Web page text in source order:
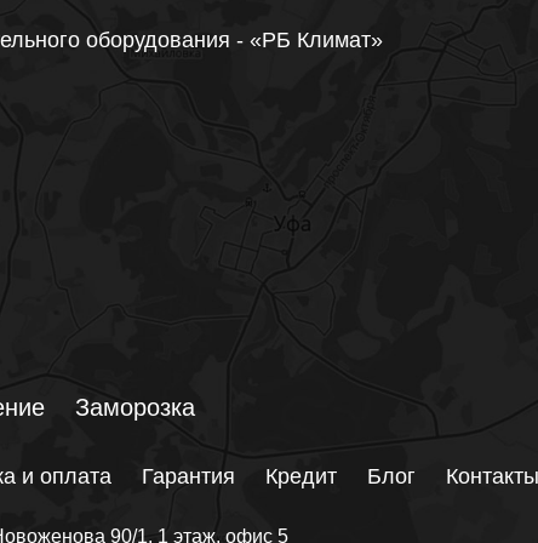
оборудования - «РБ Климат»
Заморозка
и оплата Гарантия Кредит Блог Контакты
90/1, 1 этаж, офис 5